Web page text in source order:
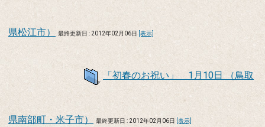
県松江市） 最終更新日 : 2012年02月06日 [表示]
「初春のお祝い」 1月10日 （鳥取
県南部町・米子市） 最終更新日 : 2012年02月06日 [表示]